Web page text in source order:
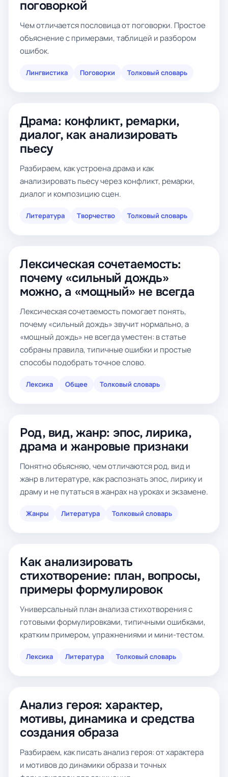
поговоркой
Чем отличается пословица от поговорки. Простое
объяснение с примерами, таблицей и разбором
ошибок.
Лингвистика Поговорки Толковый словарь
Драма: конфликт, ремарки,
диалог, как анализировать
пьесу
Разбираем, как устроена драма и как
анализировать пьесу через конфликт, ремарки,
диалог и композицию сцен.
Литература Творчество Толковый словарь
Лексическая сочетаемость:
почему «сильный дождь»
можно, а «мощный» не всегда
Лексическая сочетаемость помогает понять,
почему «сильный дождь» звучит нормально, а
«мощный дождь» не всегда уместен: в статье
собраны правила, типичные ошибки и простые
способы подобрать точное слово.
Лексика Общее Толковый словарь
Род, вид, жанр: эпос, лирика,
драма и жанровые признаки
Понятно объясняю, чем отличаются род, вид и
жанр в литературе, как распознать эпос, лирику и
драму и не путаться в жанрах на уроках и экзамене.
Жанры Литература Толковый словарь
Как анализировать
стихотворение: план, вопросы,
примеры формулировок
Универсальный план анализа стихотворения с
готовыми формулировками, типичными ошибками,
кратким примером, упражнениями и мини-тестом.
Лексика Литература Толковый словарь
Анализ героя: характер,
мотивы, динамика и средства
создания образа
Разбираем, как писать анализ героя: от характера
и мотивов до динамики образа и точных